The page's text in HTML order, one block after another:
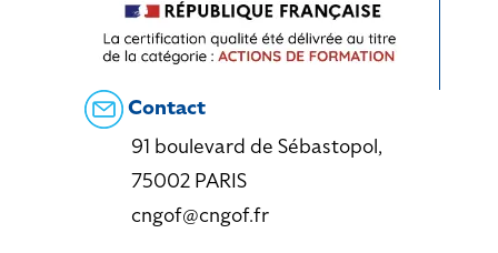
Contact
91 boulevard de Sébastopol,
75002 PARIS
cngof@cngof.fr